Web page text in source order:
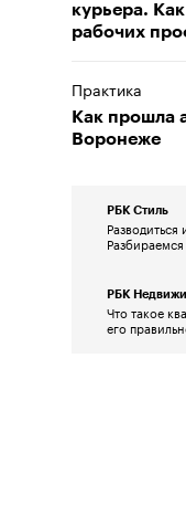
курьера.
рабочих
Практика
Как прошла
Воронеже
РБК Стиль
Разводиться
РБК
Что такое
его